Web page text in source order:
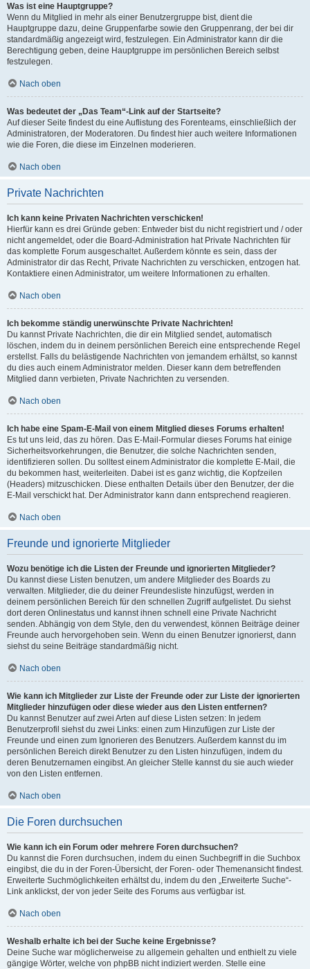
Was ist eine Hauptgruppe?
Wenn du Mitglied in mehr als einer Benutzergruppe bist, dient die
Hauptgruppe dazu, deine Gruppenfarbe sowie den Gruppenrang, der bei dir
standardmäßig angezeigt wird, festzulegen. Ein Administrator kann dir die
Berechtigung geben, deine Hauptgruppe im persönlichen Bereich selbst
festzulegen.
Nach oben
Was bedeutet der „Das Team“-Link auf der Startseite?
Auf dieser Seite findest du eine Auflistung des Forenteams, einschließlich der
Administratoren, der Moderatoren. Du findest hier auch weitere Informationen
wie die Foren, die diese im Einzelnen moderieren.
Nach oben
Private Nachrichten
Ich kann keine Privaten Nachrichten verschicken!
Hierfür kann es drei Gründe geben: Entweder bist du nicht registriert und / oder
nicht angemeldet, oder die Board-Administration hat Private Nachrichten für
das komplette Forum ausgeschaltet. Außerdem könnte es sein, dass der
Administrator dir das Recht, Private Nachrichten zu verschicken, entzogen hat.
Kontaktiere einen Administrator, um weitere Informationen zu erhalten.
Nach oben
Ich bekomme ständig unerwünschte Private Nachrichten!
Du kannst Private Nachrichten, die dir ein Mitglied sendet, automatisch
löschen, indem du in deinem persönlichen Bereich eine entsprechende Regel
erstellst. Falls du belästigende Nachrichten von jemandem erhältst, so kannst
du dies auch einem Administrator melden. Dieser kann dem betreffenden
Mitglied dann verbieten, Private Nachrichten zu versenden.
Nach oben
Ich habe eine Spam-E-Mail von einem Mitglied dieses Forums erhalten!
Es tut uns leid, das zu hören. Das E-Mail-Formular dieses Forums hat einige
Sicherheitsvorkehrungen, die Benutzer, die solche Nachrichten senden,
identifizieren sollen. Du solltest einem Administrator die komplette E-Mail, die
du bekommen hast, weiterleiten. Dabei ist es ganz wichtig, die Kopfzeilen
(Headers) mitzuschicken. Diese enthalten Details über den Benutzer, der die
E-Mail verschickt hat. Der Administrator kann dann entsprechend reagieren.
Nach oben
Freunde und ignorierte Mitglieder
Wozu benötige ich die Listen der Freunde und ignorierten Mitglieder?
Du kannst diese Listen benutzen, um andere Mitglieder des Boards zu
verwalten. Mitglieder, die du deiner Freundesliste hinzufügst, werden in
deinem persönlichen Bereich für den schnellen Zugriff aufgelistet. Du siehst
dort deren Onlinestatus und kannst ihnen schnell eine Private Nachricht
senden. Abhängig von dem Style, den du verwendest, können Beiträge deiner
Freunde auch hervorgehoben sein. Wenn du einen Benutzer ignorierst, dann
siehst du seine Beiträge standardmäßig nicht.
Nach oben
Wie kann ich Mitglieder zur Liste der Freunde oder zur Liste der ignorierten
Mitglieder hinzufügen oder diese wieder aus den Listen entfernen?
Du kannst Benutzer auf zwei Arten auf diese Listen setzen: In jedem
Benutzerprofil siehst du zwei Links: einen zum Hinzufügen zur Liste der
Freunde und einen zum Ignorieren des Benutzers. Außerdem kannst du im
persönlichen Bereich direkt Benutzer zu den Listen hinzufügen, indem du
deren Benutzernamen eingibst. An gleicher Stelle kannst du sie auch wieder
von den Listen entfernen.
Nach oben
Die Foren durchsuchen
Wie kann ich ein Forum oder mehrere Foren durchsuchen?
Du kannst die Foren durchsuchen, indem du einen Suchbegriff in die Suchbox
eingibst, die du in der Foren-Übersicht, der Foren- oder Themenansicht findest.
Erweiterte Suchmöglichkeiten erhältst du, indem du den „Erweiterte Suche“-
Link anklickst, der von jeder Seite des Forums aus verfügbar ist.
Nach oben
Weshalb erhalte ich bei der Suche keine Ergebnisse?
Deine Suche war möglicherweise zu allgemein gehalten und enthielt zu viele
gängige Wörter, welche von phpBB nicht indiziert werden. Stelle eine